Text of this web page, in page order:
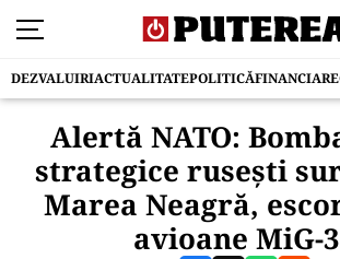
DEZVALUIRIACTUALITATEPOLITICĂFINANCIAR
Alertă NATO:
strategice rusești
Marea Neagră,
avioane MiG-